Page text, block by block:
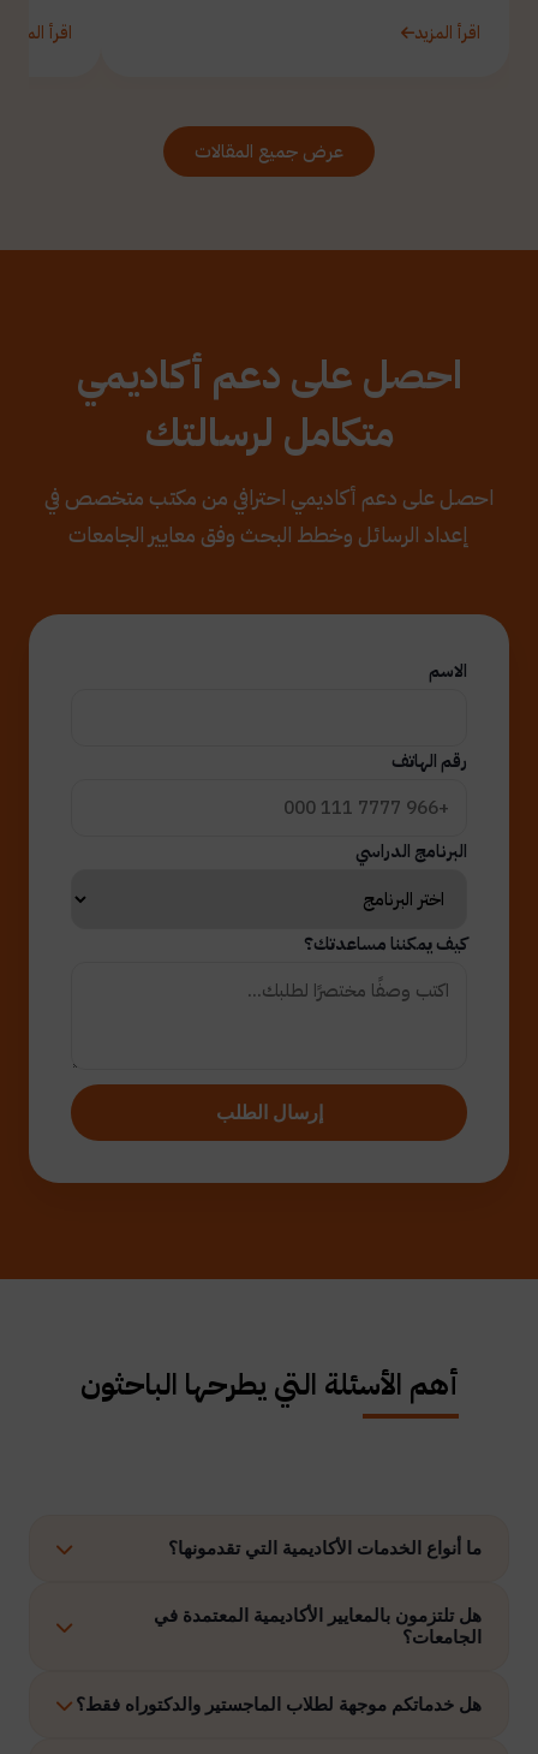
اقرأ المزيد اقرأ المزيد
عرض جميع المقالات
احصل على دعم أكاديمي
متكامل لرسالتك
احصل على دعم أكاديمي احترافي من مكتب متخصص في
إعداد الرسائل وخطط البحث وفق معايير الجامعات
الاسم
رقم الهاتف
البرنامج الدراسي
كيف يمكننا مساعدتك؟
إرسال الطلب
أهم الأسئلة التي يطرحها الباحثون
ما أنواع الخدمات الأكاديمية التي تقدمونها؟
نوفر حلولًا متكاملة تشمل إعداد الرسائل العلمية، الاستشارات
الأكاديمية، التحليل الإحصائي، إعداد خطة البحث، نشر الأبحاث،
هل تلتزمون بالمعايير الأكاديمية المعتمدة في
الجامعات؟
نعم، نلتزم بتنفيذ جميع الأعمال وفق ضوابط الدراسات العليا
هل خدماتكم موجهة لطلاب الماجستير والدكتوراه فقط؟